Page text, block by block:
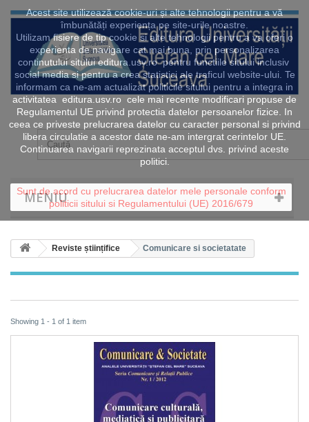
Acest site utilizează cookie-uri și alte tehnologii pentru a vă
îmbunătăți experiența pe site-urile noastre.
Utilizam fisiere de tip cookie si alte tehnologii pentru a va oferi o
experienta de navigare cat mai buna, prin personalizarea
continutului sitului editura.usv.ro pentru functiile sitului inclusiv
social media si pentru a crea statistici ale traficul website-ului. Te
informam ca ne-am actualizat politicile sitului pentru a integra in
activitatea editura.usv.ro cele mai recente modificari propuse de
Regulamentul UE privind protectia datelor persoanelor fizice. In
ceea ce priveste prelucrarea datelor cu caracter personal si privind
libera circulatie a acestor date ne-am intergrat cerintelor UE.
Continuarea navigarii reprezinata acceptul dvs. privind aceste
politici.
Sunt de acord cu prelucrarea datelor mele personale conform
politicii sitului si Regulamentului (UE) 2016/679
MENIU
Reviste științifice Comunicare si societatate
Showing 1 - 1 of 1 item